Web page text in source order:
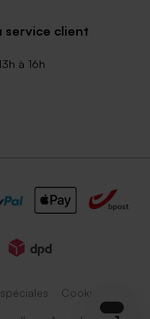
service client
à 16h
Cookies